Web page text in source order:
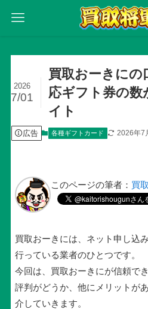
買取おーきにの
応ギフト券の数
イト
2026
7/01
広告 各種ギフトカード 2026年7
このページの筆者： 買
買取おーきには、ネット申し込
行っている業者のひとつです。
今回は、買取おーきにが信頼で
評判がどうか、他にメリットが
介していきます。